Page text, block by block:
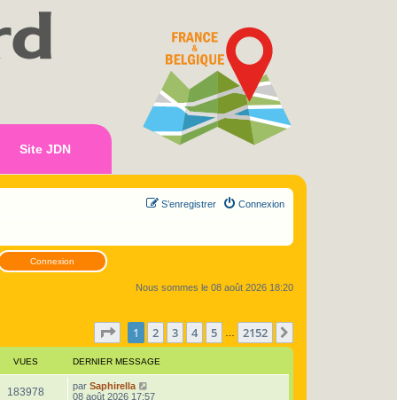
Site JDN
Connexion
S’enregistrer
Connexion
Nous sommes le 08 août 2026 18:20
Page sur2152
1 2 3 4 5 2152
VUES DERNIER MESSAGE
183978
D
e
par Saphirella
08 août 2026 17:57